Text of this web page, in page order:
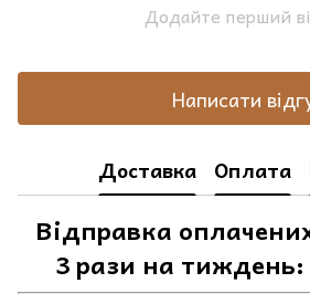
Додайте перший
Написати
Доставка Оплата
Відправка
3 рази на